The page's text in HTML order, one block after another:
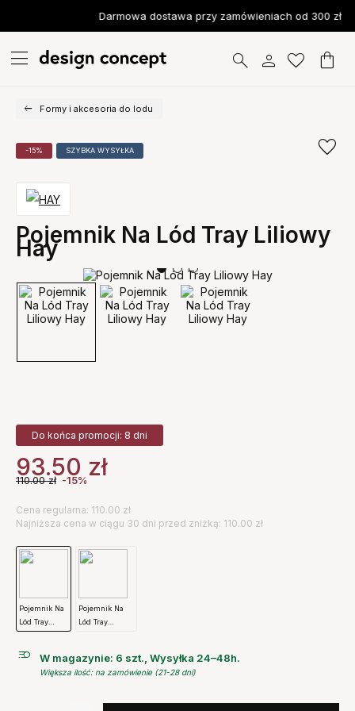
Darmowa dostawa przy zamówieniach od 300 zł
Formy i akcesoria do lodu
-15% SZYBKA WYSYŁKA
Pojemnik Na Lód Tray Liliowy
Hay
Do końca promocji: 8 dni
93.50 zł
110.00zł -15%
Cena regularna: 110.00 zł
Najniższa cena w ciągu 30 dni przed zniżką: 110.00 zł
Pojemnik Na
Lód Tray
Pojemnik Na
Lód Tray
W magazynie: 6 szt., Wysyłka 24–48h.
Większa ilość: na zamówienie (21-28 dni)